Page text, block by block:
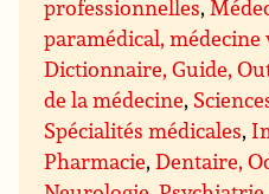
professionnelles,
paramédical,
Dictionnaire, Guide,
de la médecine,
Spécialités médicales,
Pharmacie,Dentaire,